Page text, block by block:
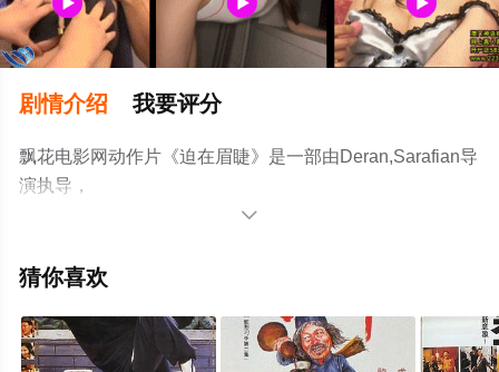
剧情介绍 我要评分
飘花电影网动作片《迫在眉睫》是一部由Deran,Sarafian导
演执导，
集），手机免费观看高清未删减完整版电影大全就上飘花
等平台了解。

猜你喜欢